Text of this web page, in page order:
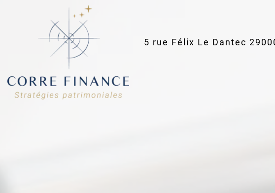
5 rue Félix Le Dantec